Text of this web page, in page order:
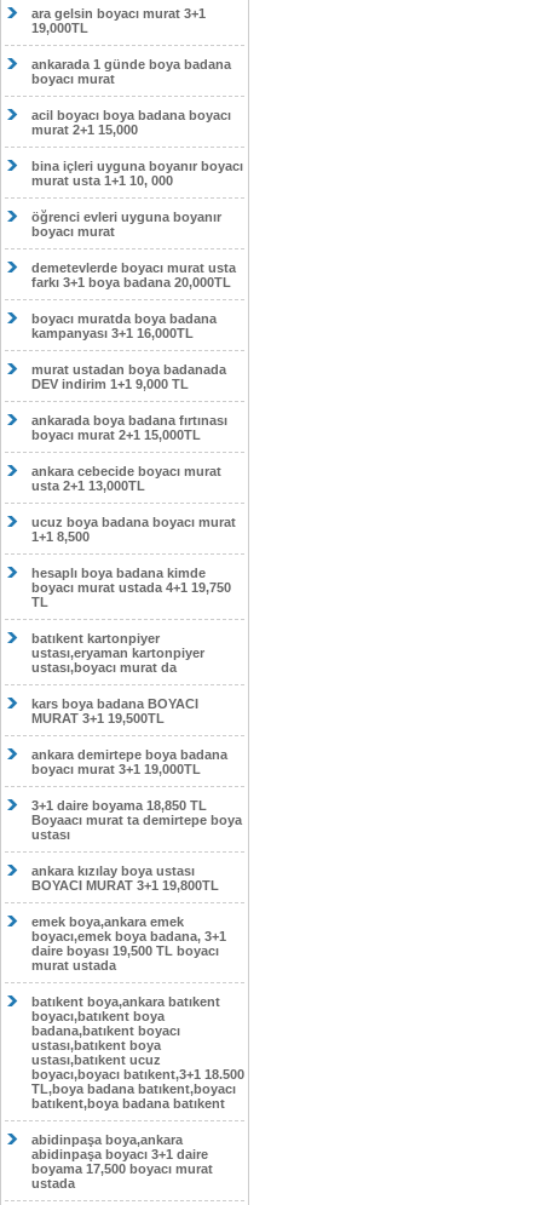
ara gelsin boyacı murat 3+1
19,000TL
ankarada 1 günde boya badana
boyacı murat
acil boyacı boya badana boyacı
murat 2+1 15,000
bina içleri uyguna boyanır boyacı
murat usta 1+1 10, 000
öğrenci evleri uyguna boyanır
boyacı murat
demetevlerde boyacı murat usta
farkı 3+1 boya badana 20,000TL
boyacı muratda boya badana
kampanyası 3+1 16,000TL
murat ustadan boya badanada
DEV indirim 1+1 9,000 TL
ankarada boya badana fırtınası
boyacı murat 2+1 15,000TL
ankara cebecide boyacı murat
usta 2+1 13,000TL
ucuz boya badana boyacı murat
1+1 8,500
hesaplı boya badana kimde
boyacı murat ustada 4+1 19,750
TL
batıkent kartonpiyer
ustası,eryaman kartonpiyer
ustası,boyacı murat da
kars boya badana BOYACI
MURAT 3+1 19,500TL
ankara demirtepe boya badana
boyacı murat 3+1 19,000TL
3+1 daire boyama 18,850 TL
Boyaacı murat ta demirtepe boya
ustası
ankara kızılay boya ustası
BOYACI MURAT 3+1 19,800TL
emek boya,ankara emek
boyacı,emek boya badana, 3+1
daire boyası 19,500 TL boyacı
murat ustada
batıkent boya,ankara batıkent
boyacı,batıkent boya
badana,batıkent boyacı
ustası,batıkent boya
ustası,batıkent ucuz
boyacı,boyacı batıkent,3+1 18.500
TL,boya badana batıkent,boyacı
batıkent,boya badana batıkent
abidinpaşa boya,ankara
abidinpaşa boyacı 3+1 daire
boyama 17,500 boyacı murat
ustada